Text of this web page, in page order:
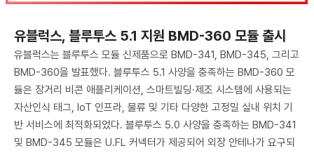
유블럭스, 블루투스 5.1 지원 BMD-360 모듈 출시
유블럭스는 블루투스 모듈 신제품으로 BMD-341, BMD-345, 그리고
BMD-360을 발표했다. 블루투스 5.1 사양을 충족하는 BMD-360 모
듈은 장거리 비콘 애플리케이션, 스마트빌딩·제조 시스템에 사용되는
자산인식 태그, IoT 인프라, 물류 및 기타 다양한 고정밀 실내 위치 기
반 서비스에 최적화되었다. 블루투스 5.0 사양을 충족하는 BMD-341
및 BMD-345 모듈은 U.FL 커넥터가 제공되어 외장 안테나가 요구되